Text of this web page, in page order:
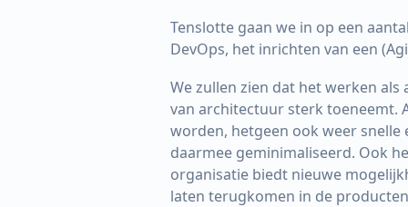
Tenslotte gaan we in op een
DevOps, het inrichten van een
We zullen zien dat het werken
van architectuur sterk toeneemt.
worden, hetgeen ook weer
daarmee geminimaliseerd. Ook
organisatie biedt nieuwe
laten terugkomen in de